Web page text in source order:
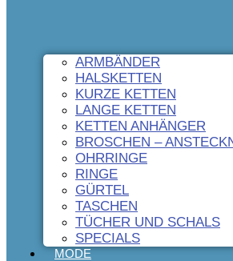
ARMBÄNDER
HALSKETTEN
KURZE KETTEN
LANGE KETTEN
KETTEN ANHÄNGER
BROSCHEN –
OHRRINGE
RINGE
GÜRTEL
TASCHEN
TÜCHER UND SCHALS
SPECIALS
MODE